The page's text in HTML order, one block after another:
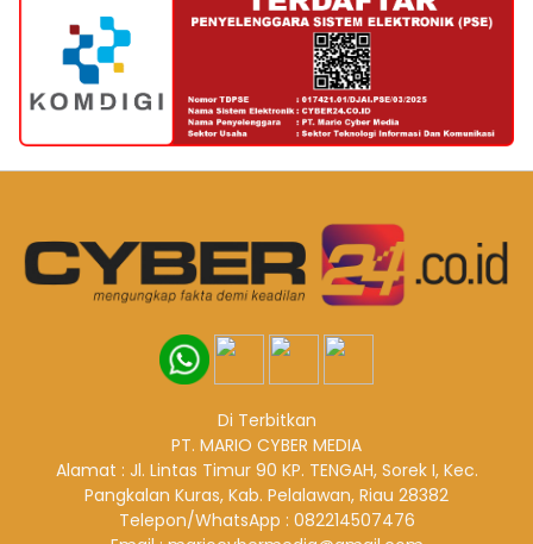
Di Terbitkan
PT. MARIO CYBER MEDIA
Alamat : Jl. Lintas Timur 90 KP. TENGAH, Sorek I, Kec.
Pangkalan Kuras, Kab. Pelalawan, Riau 28382
Telepon/WhatsApp : 082214507476